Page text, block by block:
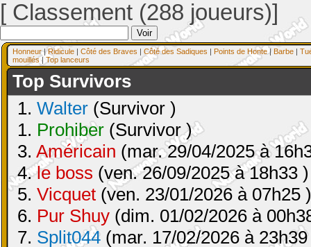
[ Classement (288 joueurs)]
Honneur|Ridicule | Côté des Braves | Côté des Sadiques | Points de Honte| Barbe |
mouillés| Top lanceurs
Top Survivors
1. Walter (Survivor )
1. Prohiber (Survivor )
3. Américain (mar. 29/04/2025 à
4.le boss (ven. 26/09/2025 à 18h33 )
5. Vicquet (ven. 23/01/2026 à 07h25 )
6. Pur Shuy (dim. 01/02/2026 à
7. Split044 (mar. 17/02/2026 à